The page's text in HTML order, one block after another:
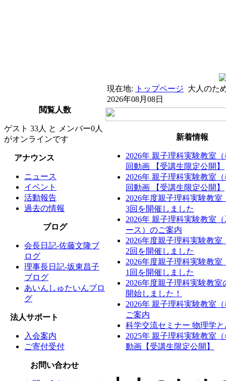
現在地: トップページ 大人のた
2026年08月08日
閲覧人数
ゲスト 33人 と メンバー0人
がオンラインです
アナウンス
ニュース
イベント
活動報告
過去の情報
ブログ
会長日記-佐藤文隆ブ
ログ
理事長日記-坂東昌子
ブログ
あいんしゅたいんブロ
グ
法人サポート
入会案内
ご寄付受付
お問い合わせ
新着情報
2026年 親子理科実験教室
回動画 【受講生限定公開】
2026年 親子理科実験教室
回動画 【受講生限定公開】
2026年度親子理科実験教室
3回を開催しました
2026年 親子理科実験教室
ース）のご案内
2026年度親子理科実験教室
2回を開催しました
2026年度親子理科実験教室
1回を開催しました
2026年度親子理科実験教室
開始しました！
2026年 親子理科実験教室
ご案内
科学交流セミナー 物理学
2025年 親子理科実験教室
動画【受講生限定公開】